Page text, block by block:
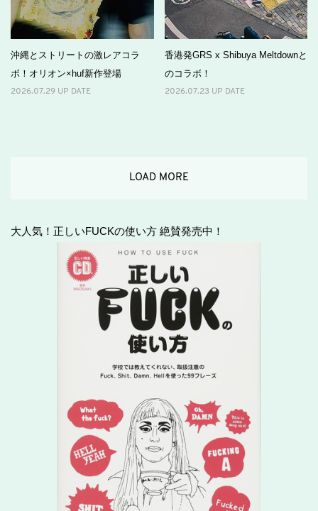
沖縄とストリートの激レアコラ
ボ！オリオン×huf新作登場
2026.07.29 UP DATE
香港発GRS x Shibuya Meltdownと
のコラボ！
2026.07.23 UP DATE
LOAD MORE
大人気！正しいFUCKの使い方 絶賛発売中！